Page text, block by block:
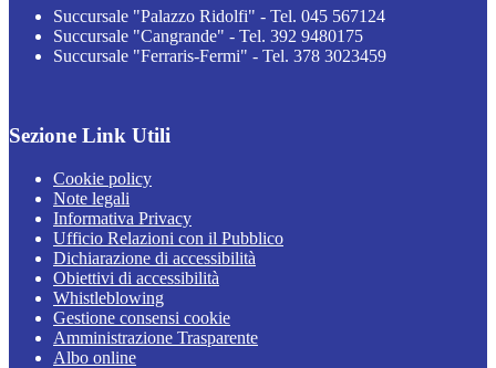
Succursale "Palazzo Ridolfi" - Tel. 045 567124
Succursale "Cangrande" - Tel. 392 9480175
Succursale "Ferraris-Fermi" - Tel. 378 3023459
Sezione Link Utili
Cookie policy
Note legali
Informativa Privacy
Ufficio Relazioni con il Pubblico
Dichiarazione di accessibilità
Obiettivi di accessibilità
Whistleblowing
Gestione consensi cookie
Amministrazione Trasparente
Albo online